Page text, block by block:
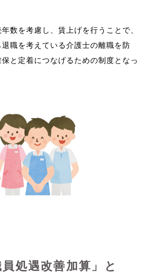
数を考慮し、賃上げを行うことで、
職を考えている介護士の離職を防
と定着につなげるための制度となっ
員処遇改善加算」と